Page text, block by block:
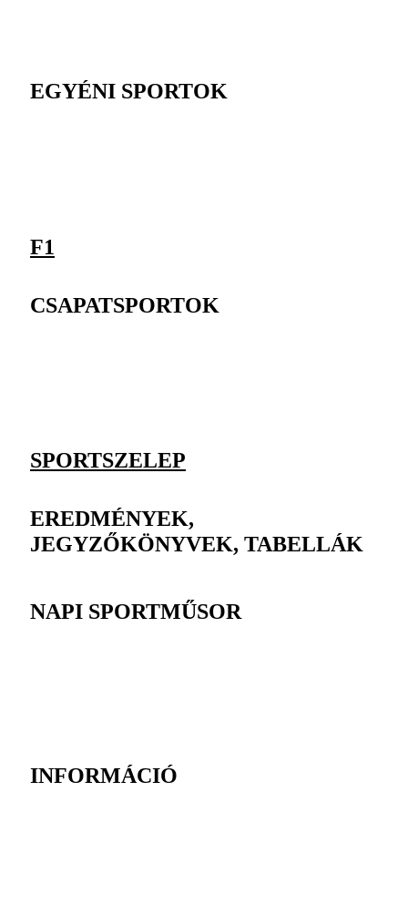
EGYÉNI SPORTOK
F1
CSAPATSPORTOK
SPORTSZELEP
EREDMÉNYEK,
JEGYZŐKÖNYVEK, TABELLÁK
NAPI SPORTMŰSOR
INFORMÁCIÓ